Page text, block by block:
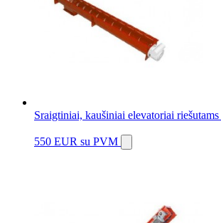
Sraigtiniai, kaušiniai elevatoriai
550 EUR su PVM